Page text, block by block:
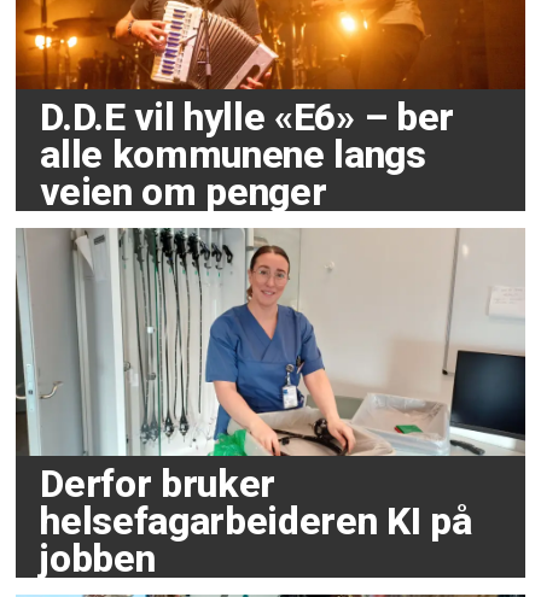
D.D.E vil hylle «E6» – ber
alle kommunene langs
veien om penger
Derfor bruker
helsefagarbeideren KI på
jobben